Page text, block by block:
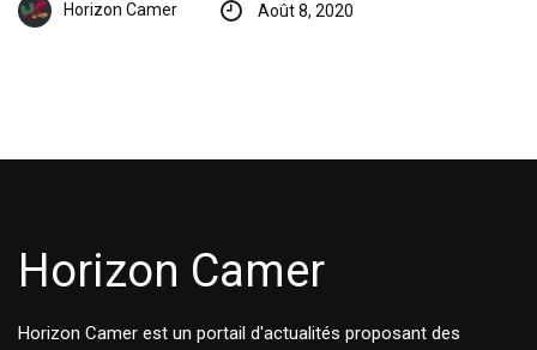
Horizon Camer Août 8, 2020
Horizon Camer
Horizon Camer est un portail d'actualités proposant des